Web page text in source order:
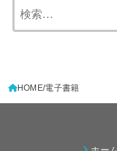
HOME 電子書籍